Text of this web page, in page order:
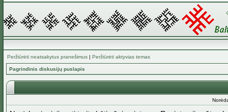
Peržiūrėti neatsakytus pranešimus | Peržiūrėti aktyvias temas
Pagrindinis diskusijų puslapis